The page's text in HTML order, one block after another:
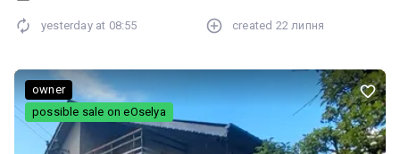
yesterday at 08:55 created 22 липня
owner
possible sale on eOselya